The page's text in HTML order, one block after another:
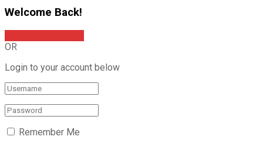
Welcome Back!
OR
Login to your account below
Remember Me